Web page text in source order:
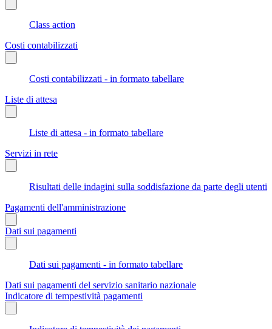
Class action
Costi contabilizzati
Costi contabilizzati - in formato tabellare
Liste di attesa
Liste di attesa - in formato tabellare
Servizi in rete
Risultati delle indagini sulla soddisfazione da parte degli utenti
Pagamenti dell'amministrazione
Dati sui pagamenti
Dati sui pagamenti - in formato tabellare
Dati sui pagamenti del servizio sanitario nazionale
Indicatore di tempestività pagamenti